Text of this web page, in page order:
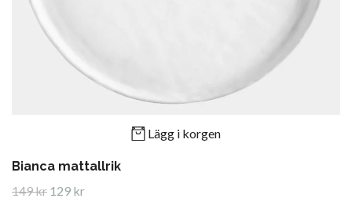
Lägg i korgen
Bianca mattallrik
149 kr 129 kr